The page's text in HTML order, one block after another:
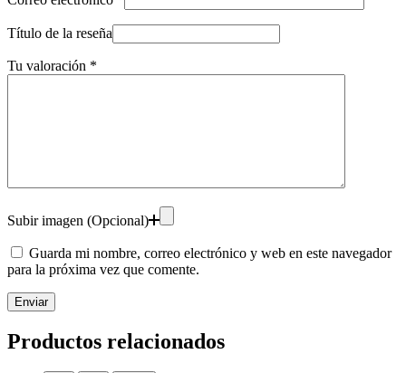
Título de la reseña
Tu valoración *
Subir imagen (Opcional)
Guarda mi nombre, correo electrónico y web en este navegador
para la próxima vez que comente.
Enviar
Productos relacionados